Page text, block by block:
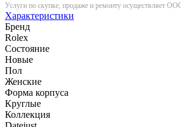
Услуги по скупке, продаже и ремонту
Характеристики
Бренд
Rolex
Состояние
Новые
Пол
Женские
Форма корпуса
Круглые
Коллекция